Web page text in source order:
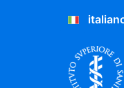
Salta al Contenuto
Salta al Footer